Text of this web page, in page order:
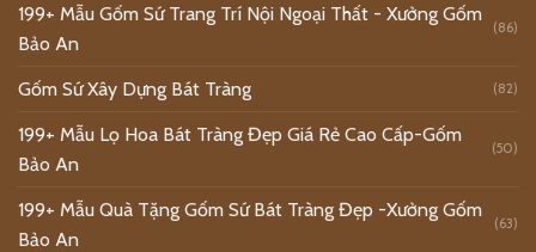
199+ Mẫu Gốm Sứ Trang Trí Nội Ngoại Thất - Xưởng Gốm
Bảo An
(86)
Gốm Sứ Xây Dựng Bát Tràng (82)
199+ Mẫu Lọ Hoa Bát Tràng Đẹp Giá Rẻ Cao Cấp-Gốm
Bảo An
(50)
199+ Mẫu Quà Tặng Gốm Sứ Bát Tràng Đẹp -Xưởng Gốm
Bảo An
(63)